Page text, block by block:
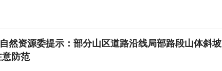
然资源委提示：部分山区道路沿线局部路段山体斜坡
防范